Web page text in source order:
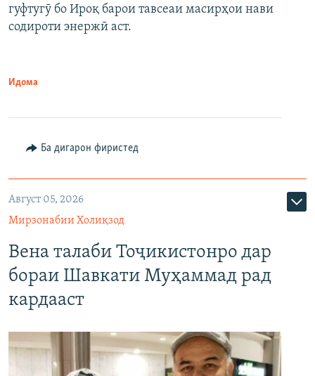
гуфтугӯ бо Ироқ барои тавсеаи масирҳои нави
содироти энержӣ аст.
Идома
Ба дигарон фиристед
Август 05, 2026
Мирзонабии Холиқзод
Вена талаби Тоҷикистонро дар
бораи Шавкати Муҳаммад рад
кардааст